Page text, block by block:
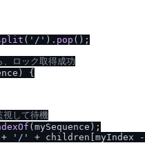
( ' / ' ). pop ();
ロック取得成功
{
視して待機
(mySequence);
' / ' + children[myIndex